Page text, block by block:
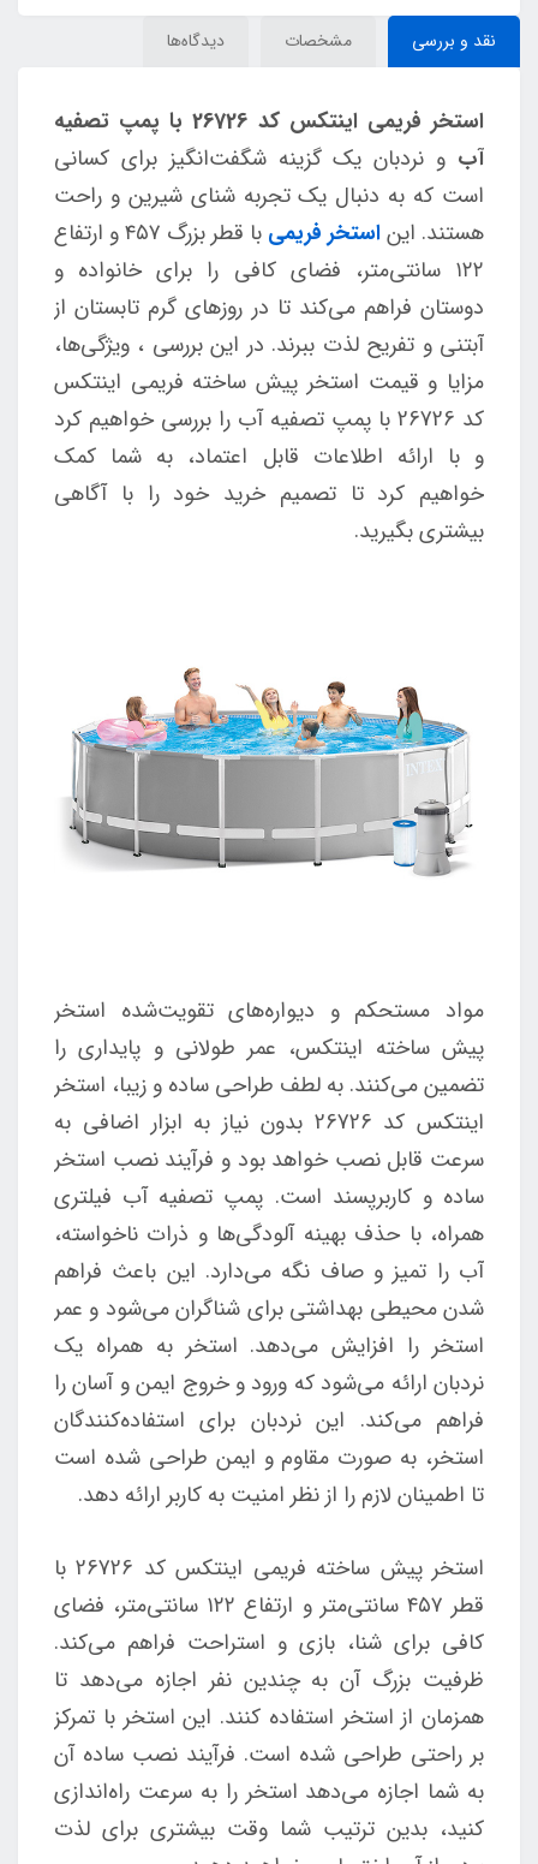
نقد و بررسی مشخصات دیدگاه‌ها
استخر فریمی اینتکس کد 26726 با پمپ تصفیه
آب و نردبان یک گزینه شگفت‌انگیز برای کسانی
است که به دنبال یک تجربه شنای شیرین و راحت
هستند. ایناستخر فریمی
با قطر بزرگ ۴۵۷ و ارتفاع
۱۲۲ سانتی‌متر، فضای کافی را برای خانواده و
دوستان فراهم می‌کند تا در روزهای گرم تابستان از
آبتنی و تفریح لذت ببرند. در این بررسی ، ویژگی‌ها،
مزایا و قیمت استخر پیش ساخته فریمی اینتکس
کد 26726 با پمپ تصفیه آب را بررسی خواهیم کرد
و با ارائه اطلاعات قابل اعتماد، به شما کمک
خواهیم کرد تا تصمیم خرید خود را با آگاهی
بیشتری بگیرید.
مواد مستحکم و دیواره‌های تقویت‌شده استخر
پیش ساخته اینتکس، عمر طولانی و پایداری را
تضمین می‌کنند. به لطف طراحی ساده و زیبا، استخر
اینتکس کد 26726 بدون نیاز به ابزار اضافی به
سرعت قابل نصب خواهد بود و فرآیند نصب استخر
ساده و کاربرپسند است. پمپ تصفیه آب فیلتری
همراه، با حذف بهینه آلودگی‌ها و ذرات ناخواسته،
آب را تمیز و صاف نگه می‌دارد. این باعث فراهم
شدن محیطی بهداشتی برای شناگران می‌شود و عمر
استخر را افزایش می‌دهد. استخر به همراه یک
نردبان ارائه می‌شود که ورود و خروج ایمن و آسان را
فراهم می‌کند. این نردبان برای استفاده‌کنندگان
استخر، به صورت مقاوم و ایمن طراحی شده‌ است
تا اطمینان لازم را از نظر امنیت به کاربر ارائه دهد.
استخر پیش ساخته فریمی اینتکس کد 26726 با
قطر ۴۵۷ سانتی‌متر و ارتفاع ۱۲۲ سانتی‌متر، فضای
کافی برای شنا، بازی و استراحت فراهم می‌کند.
ظرفیت بزرگ آن به چندین نفر اجازه می‌دهد تا
همزمان از استخر استفاده کنند. این استخر با تمرکز
بر راحتی طراحی شده است. فرآیند نصب ساده آن
به شما اجازه می‌دهد استخر را به سرعت راه‌اندازی
کنید، بدین ترتیب شما وقت بیشتری برای لذت